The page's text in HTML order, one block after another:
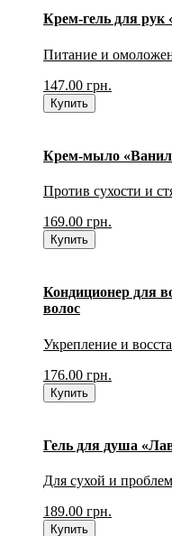
Крем-гель для рук
Питание и
147.00 грн.
Купить
Крем-мыло
Против сухости и
169.00 грн.
Купить
Кондиционер для
волос
Укрепление и
176.00 грн.
Купить
Гель для душа
Для сухой и
189.00 грн.
Купить